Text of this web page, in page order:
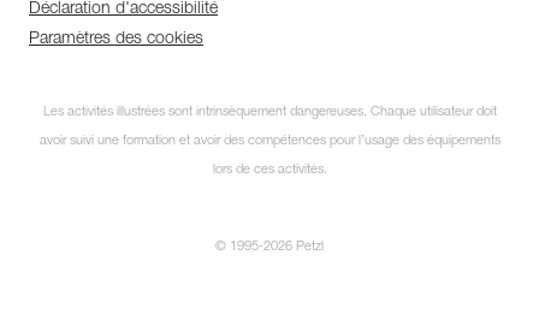
Déclaration d'accessibilité
Paramètres des cookies
Les activités illustrées sont intrinsèquement dangereuses. Chaque utilisateur doit
avoir suivi une formation et avoir des compétences pour l’usage des équipements
lors de ces activités.
© 1995-2026 Petzl